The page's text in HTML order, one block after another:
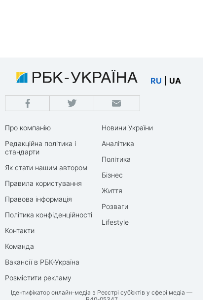
RU UA
Про компанію
Редакційна політика і
стандарти
Як стати нашим автором
Правила користування
Правова інформація
Політика конфіденційності
Контакти
Команда
Вакансії в РБК-Україна
Розмістити рекламу
Новини України
Аналітика
Політика
Бізнес
Життя
Розваги
Lifestyle
Ідентифікатор онлайн-медіа в Реєстрі суб’єктів у сфері медіа —